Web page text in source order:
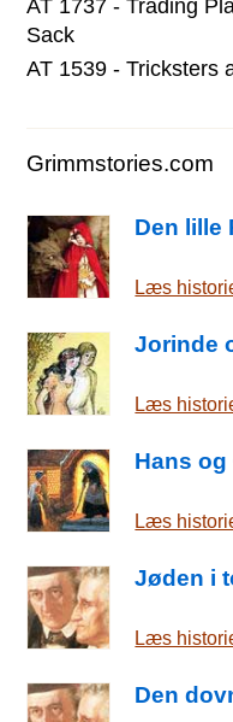
AT 1737 - Trading
Sack
AT 1539 - Tricksters
Grimmstories.com
Den lille
Læs
Jorinde
Læs
Hans og
Læs
Jøden i
Læs
Den